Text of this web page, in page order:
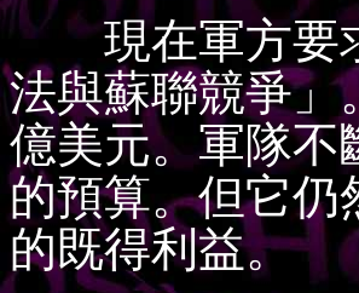
現在軍方要求
法與蘇聯競爭」
億美元。軍隊不
的預算。但它仍
的既得利益。